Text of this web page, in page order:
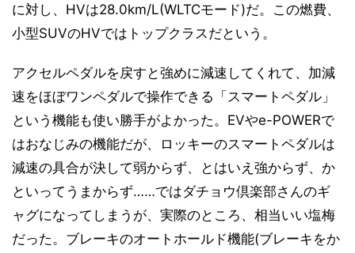
に対し、HVは28.0km/L(WLTCモード)だ。この燃費、
小型SUVのHVではトップクラスだという。
アクセルペダルを戻すと強めに減速してくれて、加減
速をほぼワンペダルで操作できる「スマートペダル」
という機能も使い勝手がよかった。EVやe-POWERで
はおなじみの機能だが、ロッキーのスマートペダルは
減速の具合が決して弱からず、とはいえ強からず、か
といってうまからず……ではダチョウ倶楽部さんのギ
ャグになってしまうが、実際のところ、相当いい塩梅
だった。ブレーキのオートホールド機能(ブレーキをか